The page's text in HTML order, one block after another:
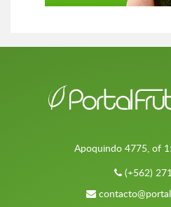
Apoquindo 4775, of
(+562)